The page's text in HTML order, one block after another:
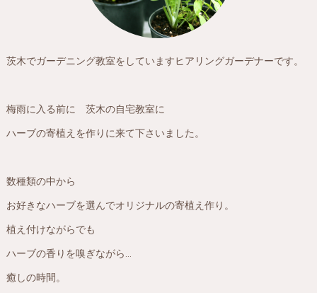
茨木でガーデニング教室をしていますヒアリングガーデナーです。
梅雨に入る前に 茨木の自宅教室に
ハーブの寄植えを作りに来て下さいました。
数種類の中から
お好きなハーブを選んでオリジナルの寄植え作り。
植え付けながらでも
ハーブの香りを嗅ぎながら…
癒しの時間。